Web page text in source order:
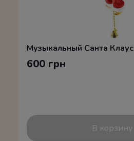
Музыкальный Санта Клаус
600 грн
В корзину